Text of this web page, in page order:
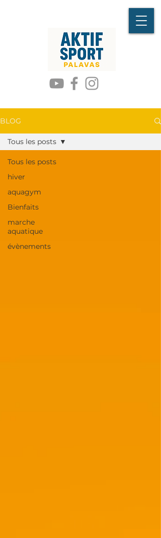
BLOG
Tous les posts
hiver
aquagym
Bienfaits
marche
aquatique
évènements
Tous les posts